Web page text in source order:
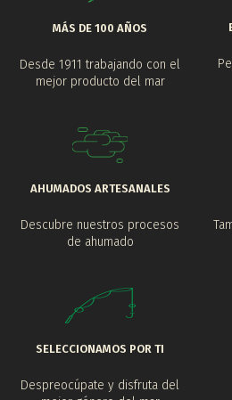
MÁS DE 100 AÑOS
Desde 1911 trabajando con el
mejor producto del mar
AHUMADOS ARTESANALES
Descubre nuestros procesos
de ahumado
SELECCIONAMOS POR TI
Despreocúpate y disfruta del